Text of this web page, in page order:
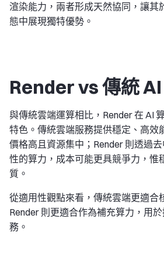
渲染能力，兩者形成天然協同，讓其
態中展現獨特優勢。
Render vs 傳統
與傳統雲端運算相比，Render 在 AI
特色。傳統雲端服務提供穩定、高效
價格高且資源集中；Render 則透過
性的算力，成本可能更具競爭力，惟
質。
從適用性觀點來看，傳統雲端更適合
Render 則更適合作為補充算力，用
務。